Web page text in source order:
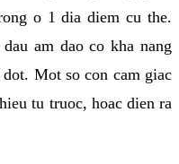
o 1 dia diem cu the.
am dao co kha nang
Mot so con cam giac
tu truoc, hoac dien ra